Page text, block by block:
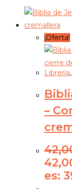
¡Oferta!
Librería,
–
es: